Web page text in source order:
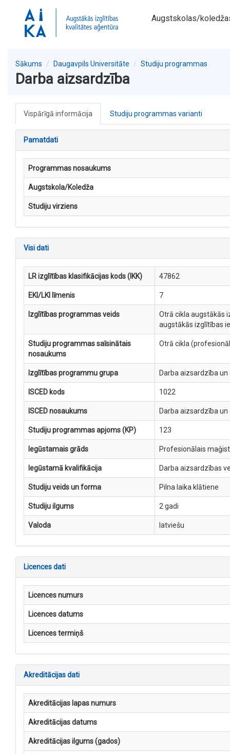
Augstskolas/
Sākums Daugavpils Universitāte Studiju programmas
Darba aizsardzība
Vispārīgā informācija Studiju programmas varianti
Pamatdati
Programmas nosaukums
Augstskola/Koledža
Studiju virziens
Visi dati
LR izglītības klasifikācijas kods (IKK) 47862
EKI/LKI līmenis 7
Izglītības programmas veids
Otrā cikla augstākās
augstākās izglītības
Studiju programmas saīsinātais
nosaukums
Otrā cikla
Izglītības programmu grupa Darba aizsardzība un
ISCED kods 1022
ISCED nosaukums Darba aizsardzība un
Studiju programmas apjoms (KP) 123
Iegūstamais grāds Profesionālais
Iegūstamā kvalifikācija Darba aizsardzības
Studiju veids un forma Pilna laika klātiene
Studiju ilgums 2 gadi
Valoda latviešu
Licences dati
Licences numurs
Licences datums
Licences termiņš
Akreditācijas dati
Akreditācijas lapas numurs
Akreditācijas datums
Akreditācijas ilgums (gados)